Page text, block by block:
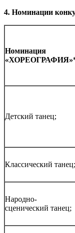
4. Номинации
Номинация
Детский танец;
Классический танец;
Народно-
сценический танец;